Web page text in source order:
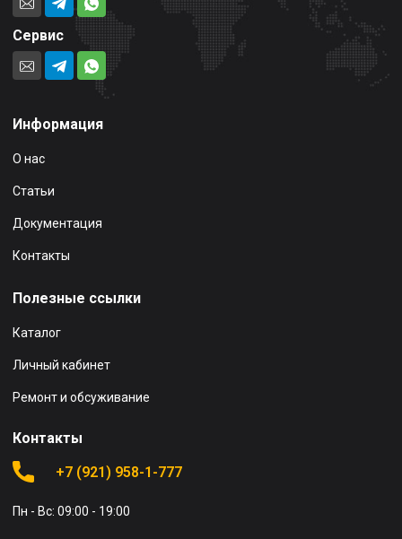
Сервис
Информация
О нас
Статьи
Документация
Контакты
Полезные ссылки
Каталог
Личный кабинет
Ремонт и обсуживание
Контакты
+7 (921) 958-1-777
Пн - Вс: 09:00 - 19:00